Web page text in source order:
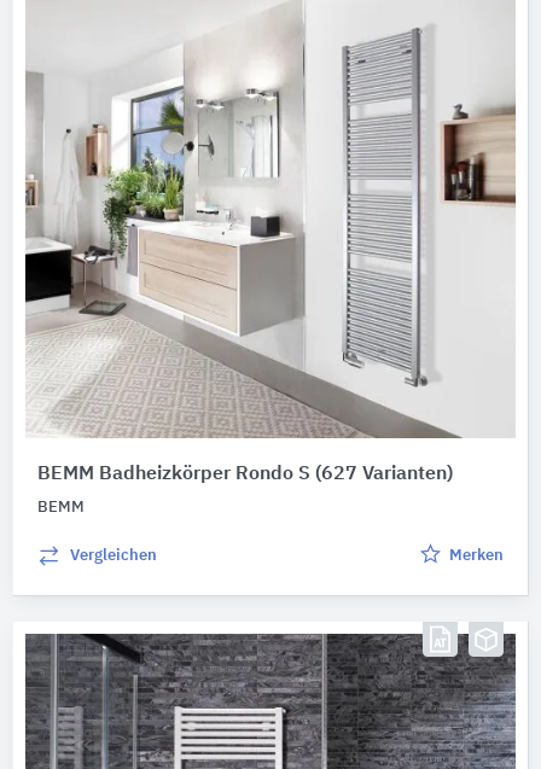
BEMM Badheizkörper Rondo S (627 Varianten)
BEMM
Vergleichen Merken